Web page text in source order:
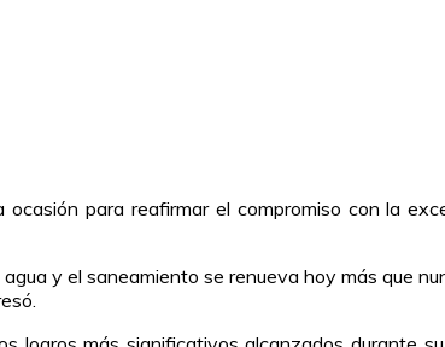
para reafirmar el compromiso con la
y el saneamiento se renueva hoy más que